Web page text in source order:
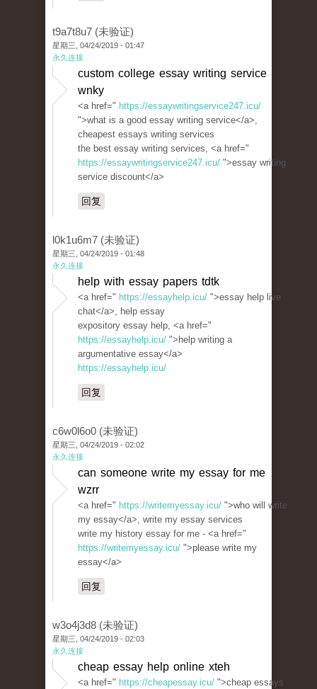
t9a7t8u7 (未验证)
星期三, 04/24/2019 - 01:47
永久连接
custom college essay writing service
wnky
<a href=" https://essaywritingservice247.icu/
">what is a good essay writing service</a>,
cheapest essays writing services
the best essay writing services, <a href="
https://essaywritingservice247.icu/ ">essay writing
service discount</a>
回复
l0k1u6m7 (未验证)
星期三, 04/24/2019 - 01:48
永久连接
help with essay papers tdtk
<a href=" https://essayhelp.icu/ ">essay help live
chat</a>, help essay
expository essay help, <a href="
https://essayhelp.icu/ ">help writing a
argumentative essay</a>
https://essayhelp.icu/
回复
c6w0l6o0 (未验证)
星期三, 04/24/2019 - 02:02
永久连接
can someone write my essay for me
wzrr
<a href=" https://writemyessay.icu/ ">who will write
my essay</a>, write my essay services
write my history essay for me - <a href="
https://writemyessay.icu/ ">please write my
essay</a>
回复
w3o4j3d8 (未验证)
星期三, 04/24/2019 - 02:03
永久连接
cheap essay help online xteh
<a href=" https://cheapessay.icu/ ">cheap essays